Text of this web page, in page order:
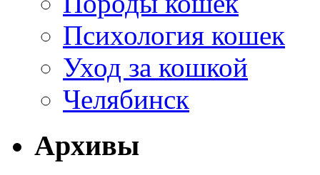
Психология кошек
Уход за кошкой
Челябинск
Архивы